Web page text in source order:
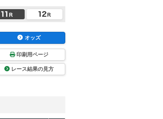
オッズ
印刷用ページ
レース結果の見方